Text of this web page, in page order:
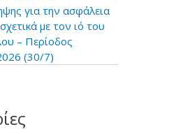
για την ασφάλεια
με τον ιό του
– Περίοδος
(30/7)